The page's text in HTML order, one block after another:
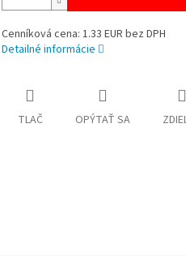
Cenníková cena: 1.33 EUR bez DPH
Detailné informácie
TLAČ OPÝTAŤ SA